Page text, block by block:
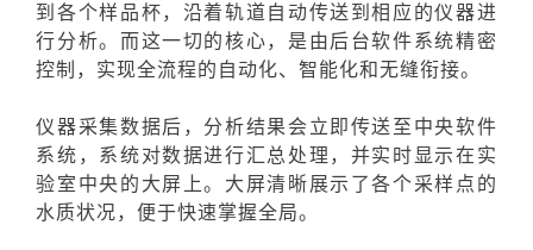
到各个样品杯，沿着轨道自动传送到相应的仪器进
行分析。而这一切的核心，是由后台软件系统精密
控制，实现全流程的自动化、智能化和无缝衔接。
仪器采集数据后，分析结果会立即传送至中央软件
系统，系统对数据进行汇总处理，并实时显示在实
验室中央的大屏上。大屏清晰展示了各个采样点的
水质状况，便于快速掌握全局。